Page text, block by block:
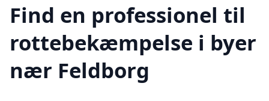
Find en professionel til
rottebekæmpelse i byer
nær Feldborg